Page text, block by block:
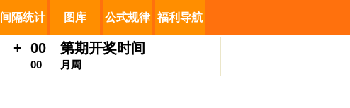
间隔统计 图库 公式规律 福利导航
+ 00 第期开奖时间
00 月 周